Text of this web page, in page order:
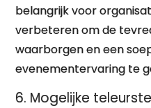
belangrijk voor
verbeteren om de
waarborgen en een
evenementervaring te
6. Mogelijke